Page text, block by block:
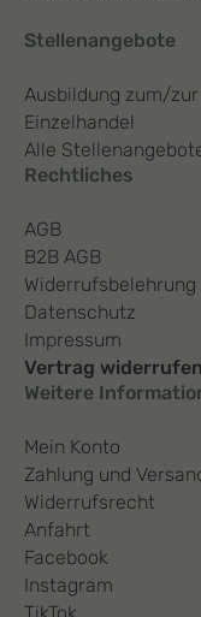
Stellenangebote
Ausbildung zum/
Einzelhandel
Alle
Rechtliches
AGB
B2B AGB
Widerrufsbelehrung
Datenschutz
Impressum
Vertrag widerrufen
Weitere
Mein Konto
Zahlung und
Widerrufsrecht
Anfahrt
Facebook
Instagram
TikTok